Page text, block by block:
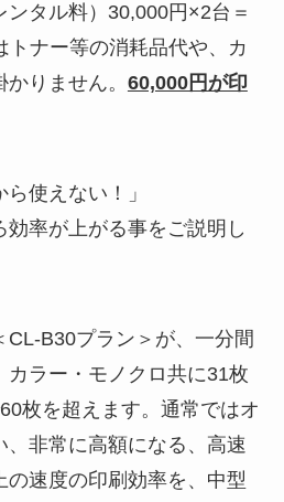
タル料）30,000円×2台＝
トナー等の消耗品代や、カ
りません。 60,000円が印
ら使えない！」
効率が上がる事をご説明し
CL-B30プラン＞が、一分間
カラー・モノクロ共に31枚
枚を超えます。通常ではオ
、非常に高額になる、高速
の速度の印刷効率を、中型